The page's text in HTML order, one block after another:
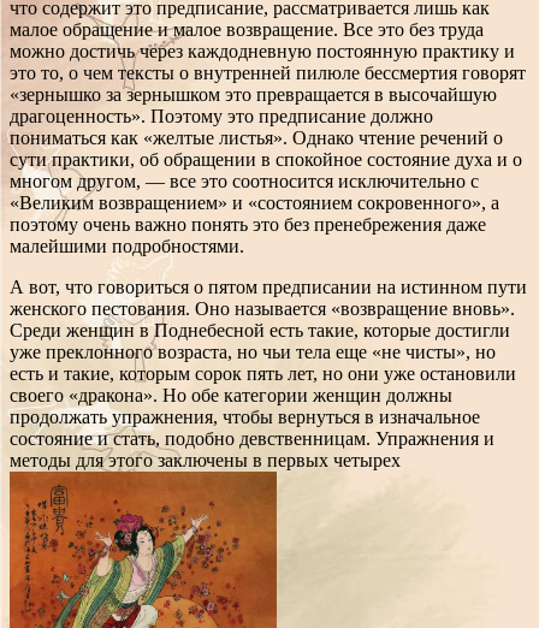
что содержит это предписание, рассматривается лишь как
малое обращение и малое возвращение. Все это без труда
можно достичь через каждодневную постоянную практику и
это то, о чем тексты о внутренней пилюле бессмертия говорят
«зернышко за зернышком это превращается в высочайшую
драгоценность». Поэтому это предписание должно
пониматься как «желтые листья». Однако чтение речений о
сути практики, об обращении в спокойное состояние духа и о
многом другом, — все это соотносится исключительно с
«Великим возвращением» и «состоянием сокровенного», а
поэтому очень важно понять это без пренебрежения даже
малейшими подробностями.
А вот, что говориться о пятом предписании на истинном пути
женского пестования. Оно называется «возвращение вновь».
Среди женщин в Поднебесной есть такие, которые достигли
уже преклонного возраста, но чьи тела еще «не чисты», но
есть и такие, которым сорок пять лет, но они уже остановили
своего «дракона». Но обе категории женщин должны
продолжать упражнения, чтобы вернуться в изначальное
состояние и стать, подобно девственницам. Упражнения и
методы для этого заключены в первых четырех